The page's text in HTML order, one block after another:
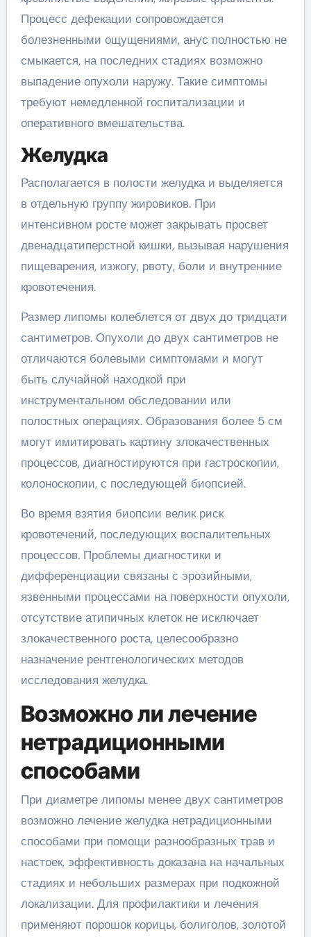
Процесс дефекации сопровождается
болезненными ощущениями, анус полностью не
смыкается, на последних стадиях возможно
выпадение опухоли наружу. Такие симптомы
требуют немедленной госпитализации и
оперативного вмешательства.
Желудка
Располагается в полости желудка и выделяется
в отдельную группу жировиков. При
интенсивном росте может закрывать просвет
двенадцатиперстной кишки, вызывая нарушения
пищеварения, изжогу, рвоту, боли и внутренние
кровотечения.
Размер липомы колеблется от двух до тридцати
сантиметров. Опухоли до двух сантиметров не
отличаются болевыми симптомами и могут
быть случайной находкой при
инструментальном обследовании или
полостных операциях. Образования более 5 см
могут имитировать картину злокачественных
процессов, диагностируются при гастроскопии,
колоноскопии, с последующей биопсией.
Во время взятия биопсии велик риск
кровотечений, последующих воспалительных
процессов. Проблемы диагностики и
дифференциации связаны с эрозийными,
язвенными процессами на поверхности опухоли,
отсутствие атипичных клеток не исключает
злокачественного роста, целесообразно
назначение рентгенологических методов
исследования желудка.
Возможно ли лечение
нетрадиционными
способами
При диаметре липомы менее двух сантиметров
возможно лечение желудка нетрадиционными
способами при помощи разнообразных трав и
настоек, эффективность доказана на начальных
стадиях и небольших размерах при подкожной
локализации. Для профилактики и лечения
применяют порошок корицы, болиголов, золотой